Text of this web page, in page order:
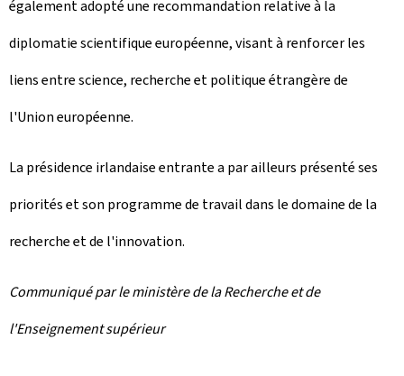
également adopté une recommandation relative à la
diplomatie scientifique européenne, visant à renforcer les
liens entre science, recherche et politique étrangère de
l'Union européenne.
La présidence irlandaise entrante a par ailleurs présenté ses
priorités et son programme de travail dans le domaine de la
recherche et de l'innovation.
Communiqué par le ministère de la Recherche et de
l'Enseignement supérieur